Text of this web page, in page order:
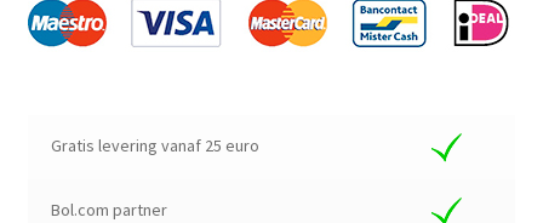
Gratis levering vanaf 25 euro
Bol.com partner